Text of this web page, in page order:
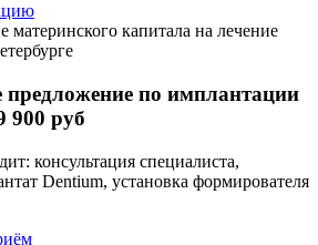
предложение по имплантации
900 руб
консультация специалиста,
Dentium, установка формирователя